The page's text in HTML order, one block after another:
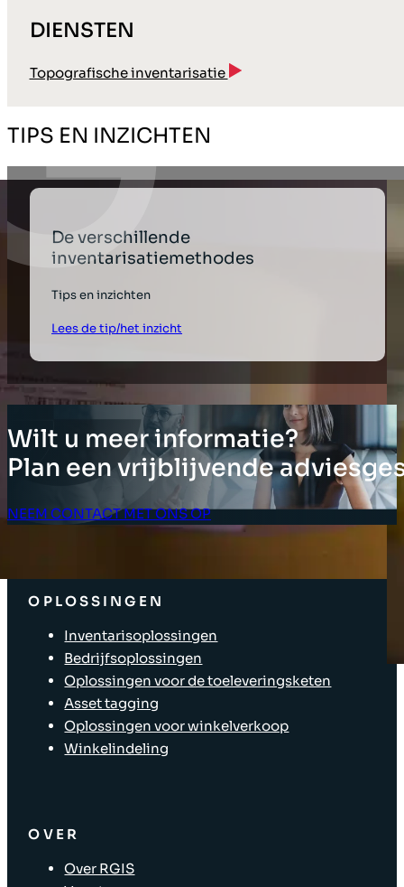
DIENSTEN
Topografische inventarisatie
TIPS EN INZICHTEN
De verschillende
inventarisatiemethodes
Tips en inzichten
Lees de tip/het inzicht
Wilt u meer informatie?
Plan een vrijblijvende
NEEM CONTACT MET ONS OP
OPLOSSINGEN
Inventarisoplossingen
Bedrijfsoplossingen
Oplossingen voor de toeleveringsketen
Asset tagging
Oplossingen voor winkelverkoop
Winkelindeling
OVER
Over RGIS